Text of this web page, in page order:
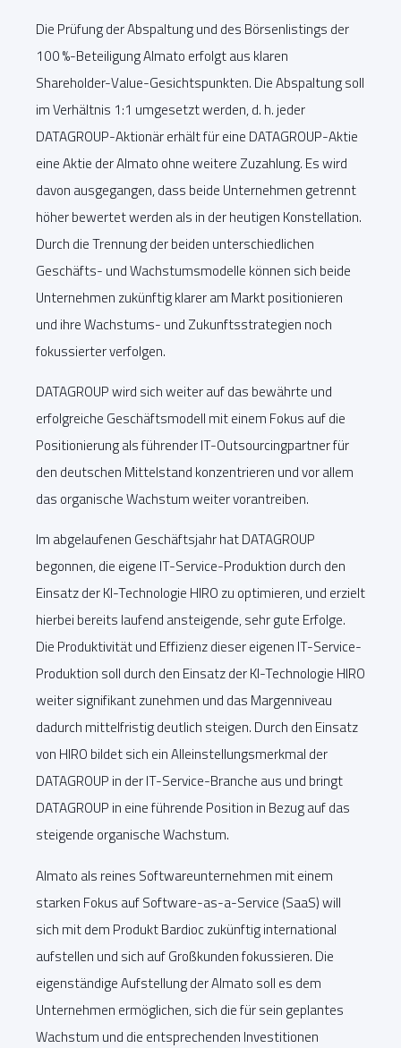
Die Prüfung der Abspaltung und des Börsenlistings der
100 %-Beteiligung Almato erfolgt aus klaren
Shareholder-Value-Gesichtspunkten. Die Abspaltung soll
im Verhältnis 1:1 umgesetzt werden, d. h. jeder
DATAGROUP-Aktionär erhält für eine DATAGROUP-Aktie
eine Aktie der Almato ohne weitere Zuzahlung. Es wird
davon ausgegangen, dass beide Unternehmen getrennt
höher bewertet werden als in der heutigen Konstellation.
Durch die Trennung der beiden unterschiedlichen
Geschäfts- und Wachstumsmodelle können sich beide
Unternehmen zukünftig klarer am Markt positionieren
und ihre Wachstums- und Zukunftsstrategien noch
fokussierter verfolgen.
DATAGROUP wird sich weiter auf das bewährte und
erfolgreiche Geschäftsmodell mit einem Fokus auf die
Positionierung als führender IT-Outsourcingpartner für
den deutschen Mittelstand konzentrieren und vor allem
das organische Wachstum weiter vorantreiben.
Im abgelaufenen Geschäftsjahr hat DATAGROUP
begonnen, die eigene IT-Service-Produktion durch den
Einsatz der KI-Technologie HIRO zu optimieren, und erzielt
hierbei bereits laufend ansteigende, sehr gute Erfolge.
Die Produktivität und Effizienz dieser eigenen IT-Service-
Produktion soll durch den Einsatz der KI-Technologie HIRO
weiter signifikant zunehmen und das Margenniveau
dadurch mittelfristig deutlich steigen. Durch den Einsatz
von HIRO bildet sich ein Alleinstellungsmerkmal der
DATAGROUP in der IT-Service-Branche aus und bringt
DATAGROUP in eine führende Position in Bezug auf das
steigende organische Wachstum.
Almato als reines Softwareunternehmen mit einem
starken Fokus auf Software-as-a-Service (SaaS) will
sich mit dem Produkt Bardioc zukünftig international
aufstellen und sich auf Großkunden fokussieren. Die
eigenständige Aufstellung der Almato soll es dem
Unternehmen ermöglichen, sich die für sein geplantes
Wachstum und die entsprechenden Investitionen